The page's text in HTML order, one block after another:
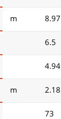
m 8.97
6.5
4.94
m 2.18
73